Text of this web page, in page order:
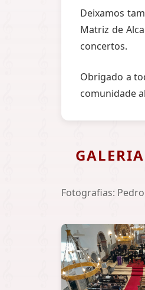
Deixamos
Matriz de
concertos.
Obrigado a
comunidade
Fotografias: Pedro